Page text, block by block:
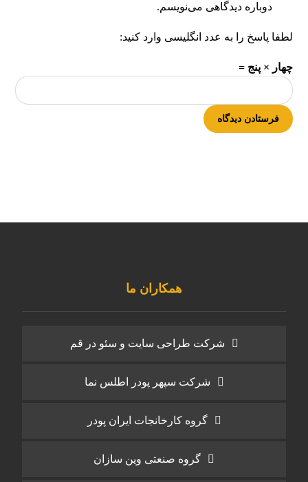
دوباره دیدگاهی می‌نویسم.
لطفا پاسخ را به عدد انگلیسی وارد کنید:
چهار × پنج =
همکاران ما
شرکت طراحی سایت و سئو در قم
شرکت سپهر پودر اطلس نما
گروه کارخانجات ایران پودر
گروه صنعتی وین سازان